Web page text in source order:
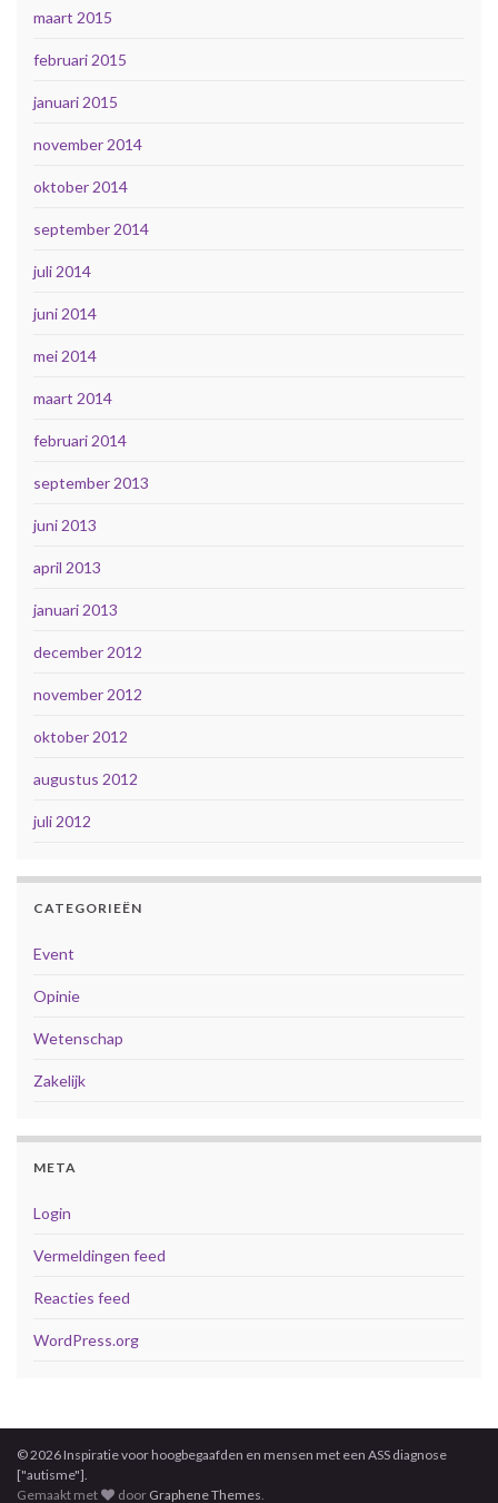
maart 2015
februari 2015
januari 2015
november 2014
oktober 2014
september 2014
juli 2014
juni 2014
mei 2014
maart 2014
februari 2014
september 2013
juni 2013
april 2013
januari 2013
december 2012
november 2012
oktober 2012
augustus 2012
juli 2012
CATEGORIEËN
Event
Opinie
Wetenschap
Zakelijk
META
Login
Vermeldingen feed
Reacties feed
WordPress.org
© 2026 Inspiratie voor hoogbegaafden en mensen met een ASS diagnose
["autisme"].
Gemaakt met
door Graphene Themes.